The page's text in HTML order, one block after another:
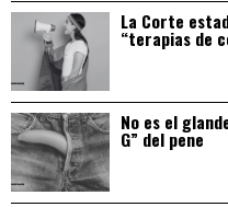
La Corte
“terapias de
No es el
G” del pene